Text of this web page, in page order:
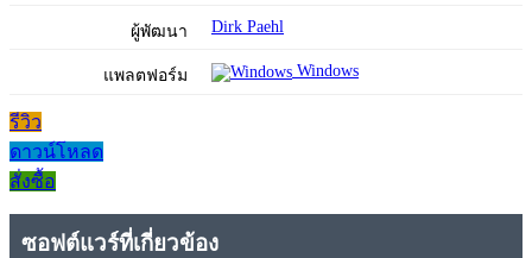
ผู้พัฒนา Dirk Paehl
แพลตฟอร์ม Windows
รีวิว
ดาวน์โหลด
สั่งซื้อ
ซอฟต์แวร์ที่เกี่ยวข้อง